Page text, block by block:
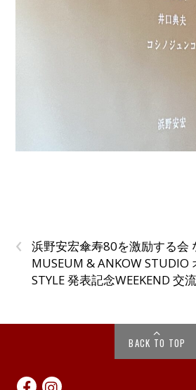
‹
浜野安宏傘寿80を激励する会
MUSEUM & ANKOW STUDIO
STYLE 発表記念WEEKEND 交
BACK TO TOP